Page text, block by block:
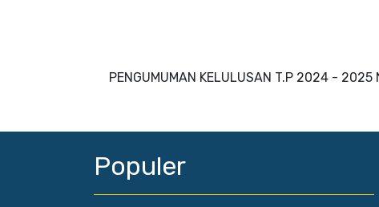
PENGUMUMAN KELULUSAN T.P 2024 - 2025
Populer